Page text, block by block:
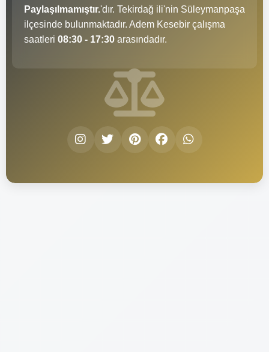
Paylaşılmamıştır.'dır. Tekirdağ ili'nin Süleymanpaşa
ilçesinde bulunmaktadır. Adem Kesebir çalışma
saatleri 08:30 - 17:30 arasındadır.